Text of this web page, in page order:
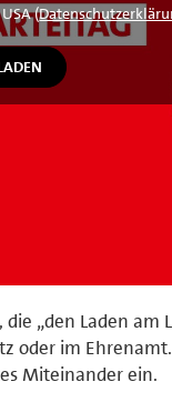
(
„den Laden am
oder im Ehrenamt.
Miteinander ein.